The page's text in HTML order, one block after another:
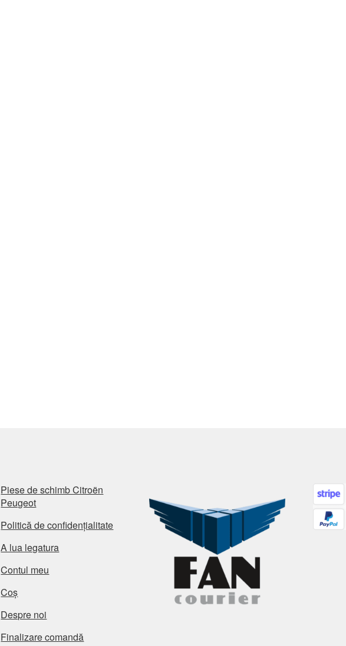
Piese de schimb Citroën
Peugeot
Politică de confidențialitate
A lua legatura
Contul meu
Coș
Despre noi
Finalizare comandă